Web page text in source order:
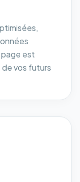
est
vos futurs